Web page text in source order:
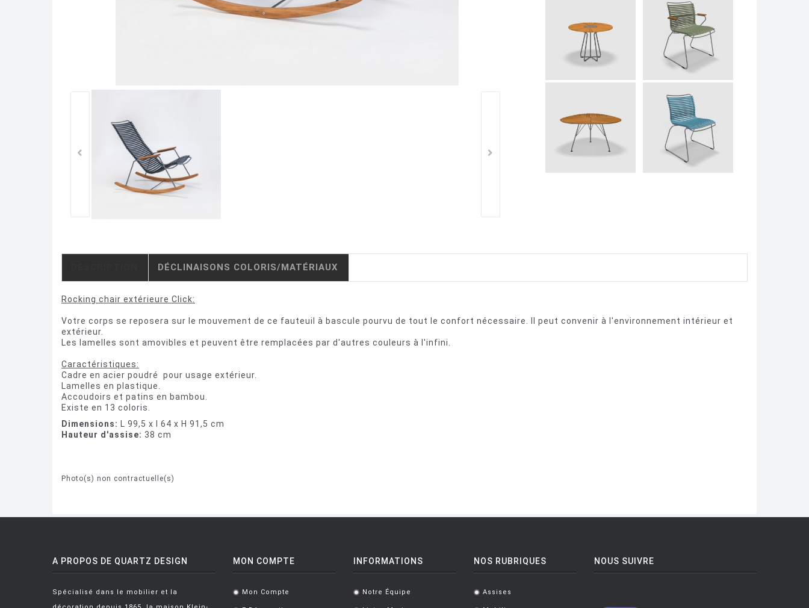
DÉCLINAISONS COLORIS/MATÉRIAUX
Rocking chair extérieure Click:
Votre corps se reposera sur le mouvement de ce fauteuil à bascule pourvu de tout le confort nécessaire. Il peut convenir à l'environnement intérieur et
extérieur.
Les lamelles sont amovibles et peuvent être remplacées par d'autres couleurs à l'infini.
Caractéristiques:
Cadre en acier poudré pour usage extérieur.
Lamelles en plastique.
Accoudoirs et patins en bambou.
Existe en 13 coloris.
Dimensions: L 99,5 x l 64 x H 91,5 cm
Hauteur d'assise: 38 cm
Photo(s) non contractuelle(s)
A PROPOS DE QUARTZ DESIGN
Spécialisé dans le mobilier et la
MON COMPTE
. Mon Compte
INFORMATIONS
. Notre Équipe
NOS RUBRIQUES
. Assises
NOUS SUIVRE